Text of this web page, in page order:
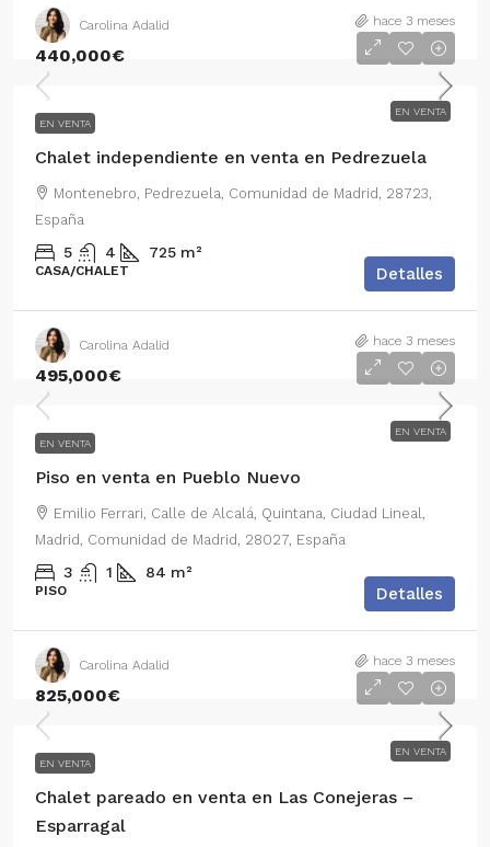
Carolina Adalid hace 3 meses
EN VENTA
440,000€
EN VENTA
Chalet independiente en venta en Pedrezuela
Montenebro, Pedrezuela, Comunidad de Madrid, 28723,
España
5 4 725 m²
CASA/CHALET Detalles
Carolina Adalid hace 3 meses
EN VENTA
495,000€
EN VENTA
Piso en venta en Pueblo Nuevo
Emilio Ferrari, Calle de Alcalá, Quintana, Ciudad Lineal,
Madrid, Comunidad de Madrid, 28027, España
3 1 84 m²
PISO Detalles
Carolina Adalid hace 3 meses
EN VENTA
825,000€
EN VENTA
Chalet pareado en venta en Las Conejeras –
Esparragal